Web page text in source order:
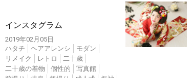
インスタグラム
2019年02月05日
ハタチ
ヘアアレンシ
モダン
リメイク
レトロ
二十歳
二十歳の着物
個性的
写真館